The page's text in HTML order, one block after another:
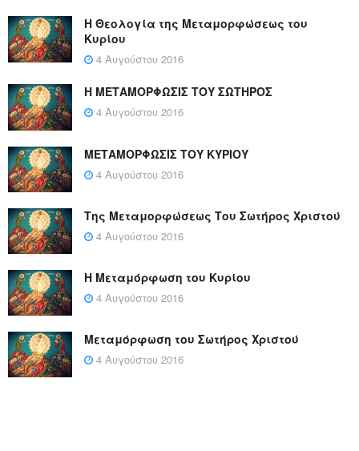
Η Θεολογία της Μεταμορφώσεως του
Κυρίου
4 Αυγούστου 2016
Η ΜΕΤΑΜΟΡΦΩΣΙΣ ΤΟΥ ΣΩΤΗΡΟΣ
4 Αυγούστου 2016
ΜΕΤΑΜΟΡΦΩΣΙΣ ΤΟΥ ΚΥΡΙΟΥ
4 Αυγούστου 2016
Της Μεταμορφώσεως Του Σωτήρος Χριστού
4 Αυγούστου 2016
Η Μεταμόρφωση του Κυρίου
4 Αυγούστου 2016
Μεταμόρφωση του Σωτήρος Χριστού
4 Αυγούστου 2016